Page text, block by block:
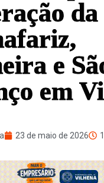
e
em
23 de maio de 2026